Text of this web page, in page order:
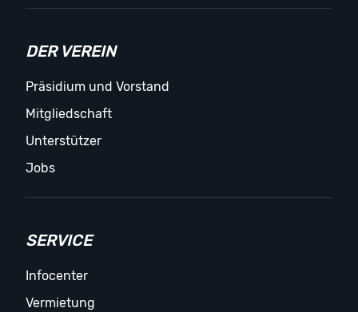
DER VEREIN
Präsidium und Vorstand
Mitgliedschaft
Unterstützer
Jobs
SERVICE
Infocenter
Vermietung